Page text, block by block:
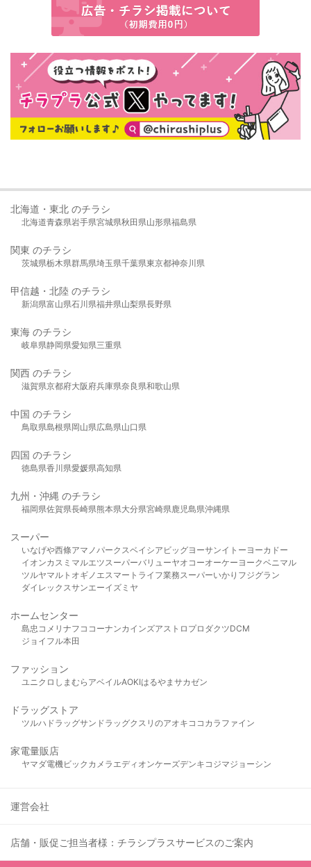
北海道・東北 のチラシ
北海道青森県岩手県宮城県秋田県山形県福島県
関東 のチラシ
茨城県栃木県群馬県埼玉県千葉県東京都神奈川県
甲信越・北陸 のチラシ
新潟県富山県石川県福井県山梨県長野県
東海 のチラシ
岐阜県静岡県愛知県三重県
関西 のチラシ
滋賀県京都府大阪府兵庫県奈良県和歌山県
中国 のチラシ
鳥取県島根県岡山県広島県山口県
四国 のチラシ
徳島県香川県愛媛県高知県
九州・沖縄 のチラシ
福岡県佐賀県長崎県熊本県大分県宮崎県鹿児島県沖縄県
スーパー
いなげや西條アマノパークスベイシア ビッグヨーサンイトーヨーカドー
イオンカスミ マルエツスーパーバリューヤオコーオーケー ヨークベニマル
ツルヤマルト オギノ エスマート ライフ業務スーパーいかり フジグラン
ダイレックスサンエーイズミヤ
ホームセンター
島忠 コメリ ナフコ コーナンカインズアストロプロダクツDCM
ジョイフル本田
ファッション
ユニクロ しまむら アベイルAOKIはるやま サカゼン
ドラッグストア
ツルハドラッグサンドラッグクスリのアオキ ココカラファイン
家電量販店
ヤマダ電機ビックカメラ エディオンケーズデンキ コジマジョーシン
運営会社
店舗・販促ご担当者様：チラシプラスサービスのご案内